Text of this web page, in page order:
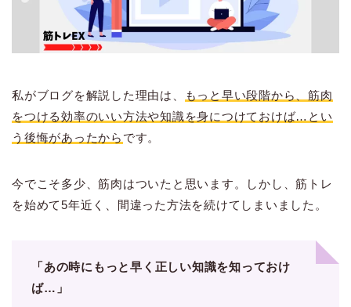
私がブログを解説した理由は、 もっと早い段階から 、筋肉
をつける効率のいい方法や知識を身につけておけば…とい
う後悔があっ たから です。
今でこそ多少、筋肉はついたと思います。しかし、筋トレ
を始めて5年近く、間違った方法を続けてしまいました。
「あの時にもっと早く正しい知識を知っておけ
ば…」